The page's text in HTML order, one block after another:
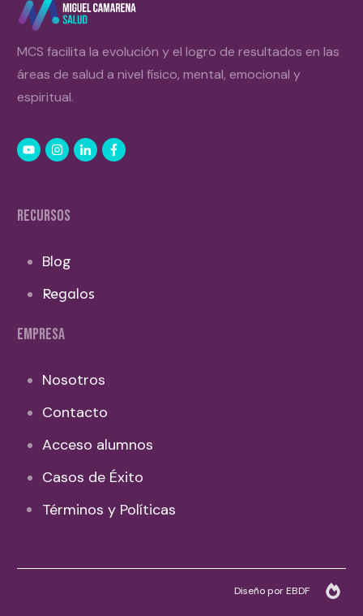
MCS facilita la evolución y el logro de resultados en las
áreas de salud a nivel físico, mental, emocional y
espiritual.
RECURSOS
Blog
Regalos
EMPRESA
Nosotros
Contacto
Acceso alumnos
Casos de Éxito
Términos y Políticas
Diseño por EBDF